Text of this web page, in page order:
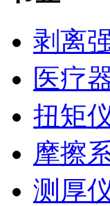
剥离
医疗
扭矩
摩擦
测厚